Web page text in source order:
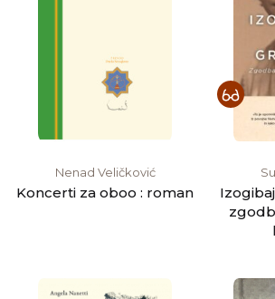
Nenad Veličković
Koncerti za oboo : roman